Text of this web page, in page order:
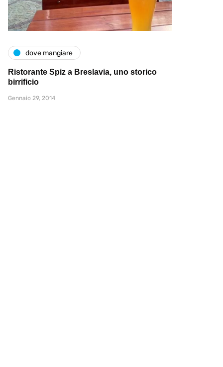
dove mangiare
Ristorante Spiz a Breslavia, uno storico
birrificio
Gennaio 29, 2014